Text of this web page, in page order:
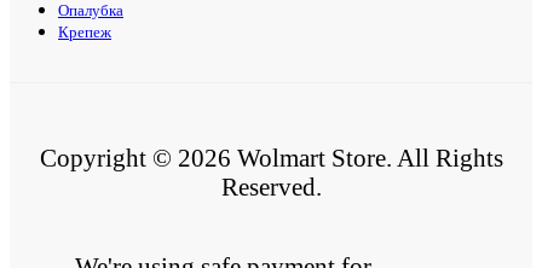
Опалубка
Крепеж
Copyright © 2026 Wolmart Store. All Rights
Reserved.